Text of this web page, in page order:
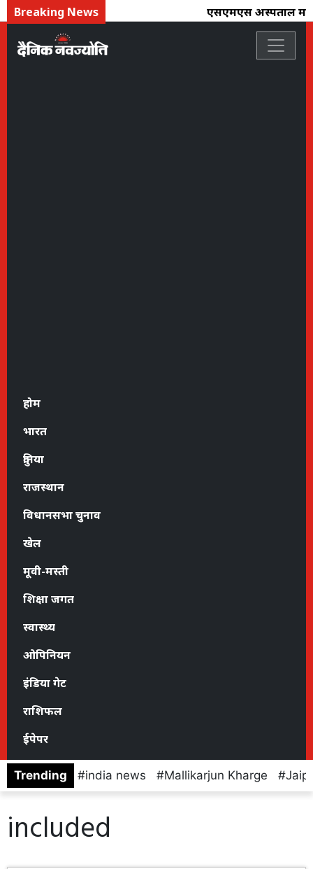
Breaking News एसएमएस अस्पताल में
होम
भारत
दुनिया
राजस्थान
विधानसभा चुनाव
खेल
मूवी-मस्ती
शिक्षा जगत
स्वास्थ्य
ओपिनियन
इंडिया गेट
राशिफल
ईपेपर
Trending india news Mallikarjun Kharge
included